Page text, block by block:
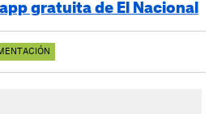
gratuita de El Nacional